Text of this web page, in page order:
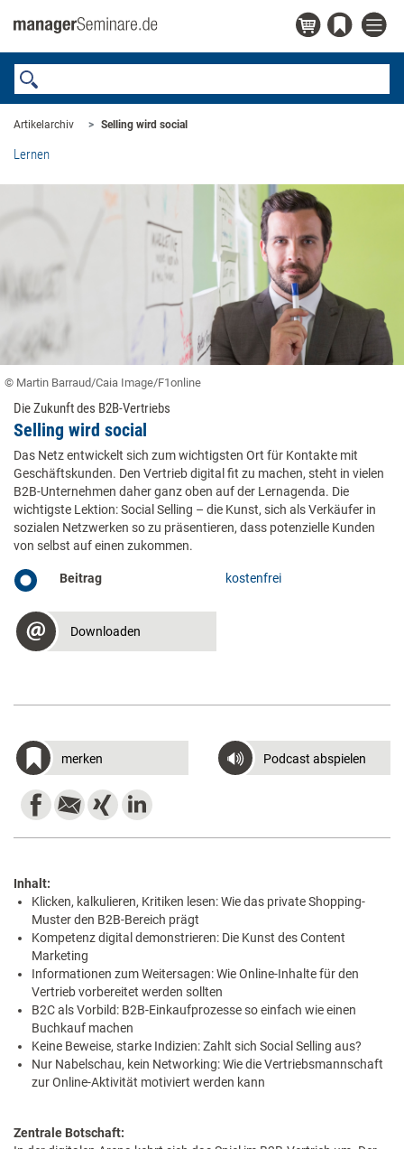
Artikelarchiv Selling wird social
Lernen
© Martin Barraud/Caia Image/F1online
Die Zukunft des B2B-Vertriebs
Selling wird social
Das Netz entwickelt sich zum wichtigsten Ort für Kontakte mit
Geschäftskunden. Den Vertrieb digital fit zu machen, steht in vielen
B2B-Unternehmen daher ganz oben auf der Lernagenda. Die
wichtigste Lektion: Social Selling – die Kunst, sich als Verkäufer in
sozialen Netzwerken so zu präsentieren, dass potenzielle Kunden
von selbst auf einen zukommen.
Beitrag kostenfrei
Downloaden
merken Podcast abspielen
Inhalt:
Klicken, kalkulieren, Kritiken lesen: Wie das private Shopping-
Muster den B2B-Bereich prägt
Kompetenz digital demonstrieren: Die Kunst des Content
Marketing
Informationen zum Weitersagen: Wie Online-Inhalte für den
Vertrieb vorbereitet werden sollten
B2C als Vorbild: B2B-Einkaufprozesse so einfach wie einen
Buchkauf machen
Keine Beweise, starke Indizien: Zahlt sich Social Selling aus?
Nur Nabelschau, kein Networking: Wie die Vertriebsmannschaft
zur Online-Aktivität motiviert werden kann
Zentrale Botschaft: